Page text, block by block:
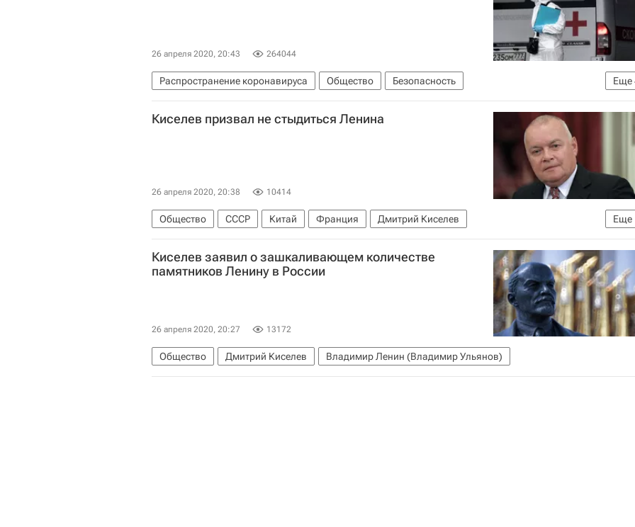
26 апреля 2020, 20:43 264044
Еще
Распространение коронавируса Общество
Безопасность
Министерство обороны РФ (Минобороны РФ)
Россия
Коронавирус COVID-19
Коронавирус в России
Киселев призвал не стыдиться Ленина
26 апреля 2020, 20:38 10414
Еще
Общество СССР Китай Франция
Дмитрий Киселев
Владимир Ленин (Владимир Ульянов)
Киселев заявил о зашкаливающем количестве
памятников Ленину в России
26 апреля 2020, 20:27 13172
Общество Дмитрий Киселев Владимир Ленин (Владимир Ульянов)